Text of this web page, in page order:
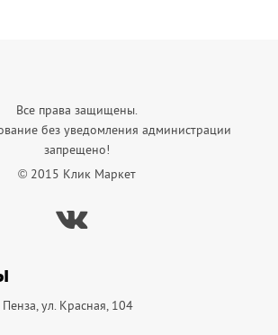
Все права защищены.
без уведомления администрации
запрещено!
© 2015 Клик Маркет
Вконтакте
ул. Красная, 104